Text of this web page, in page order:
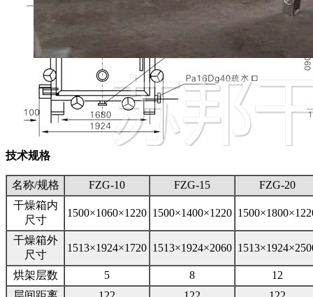
技术规格
名称/规格 FZG-10 FZG-15
FZG-20
干燥箱内
尺寸
1500×1060×1220 1500×1400×1220
干燥箱外
尺寸
1513×1924×1720 1513×1924×2060
烘架层数 5 8
12